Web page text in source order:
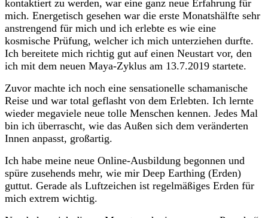
kontaktiert zu werden, war eine ganz neue Erfahrung für
mich. Energetisch gesehen war die erste Monatshälfte sehr
anstrengend für mich und ich erlebte es wie eine
kosmische Prüfung, welcher ich mich unterziehen durfte.
Ich bereitete mich richtig gut auf einen Neustart vor, den
ich mit dem neuen Maya-Zyklus am 13.7.2019 startete.
Zuvor machte ich noch eine sensationelle schamanische
Reise und war total geflasht von dem Erlebten. Ich lernte
wieder megaviele neue tolle Menschen kennen. Jedes Mal
bin ich überrascht, wie das Außen sich dem veränderten
Innen anpasst, großartig.
Ich habe meine neue Online-Ausbildung begonnen und
spüre zusehends mehr, wie mir Deep Earthing (Erden)
guttut. Gerade als Luftzeichen ist regelmäßiges Erden für
mich extrem wichtig.